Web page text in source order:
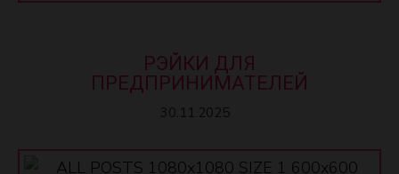
РЭЙКИ ДЛЯ
ПРЕДПРИНИМАТЕЛЕЙ
30.11.2025